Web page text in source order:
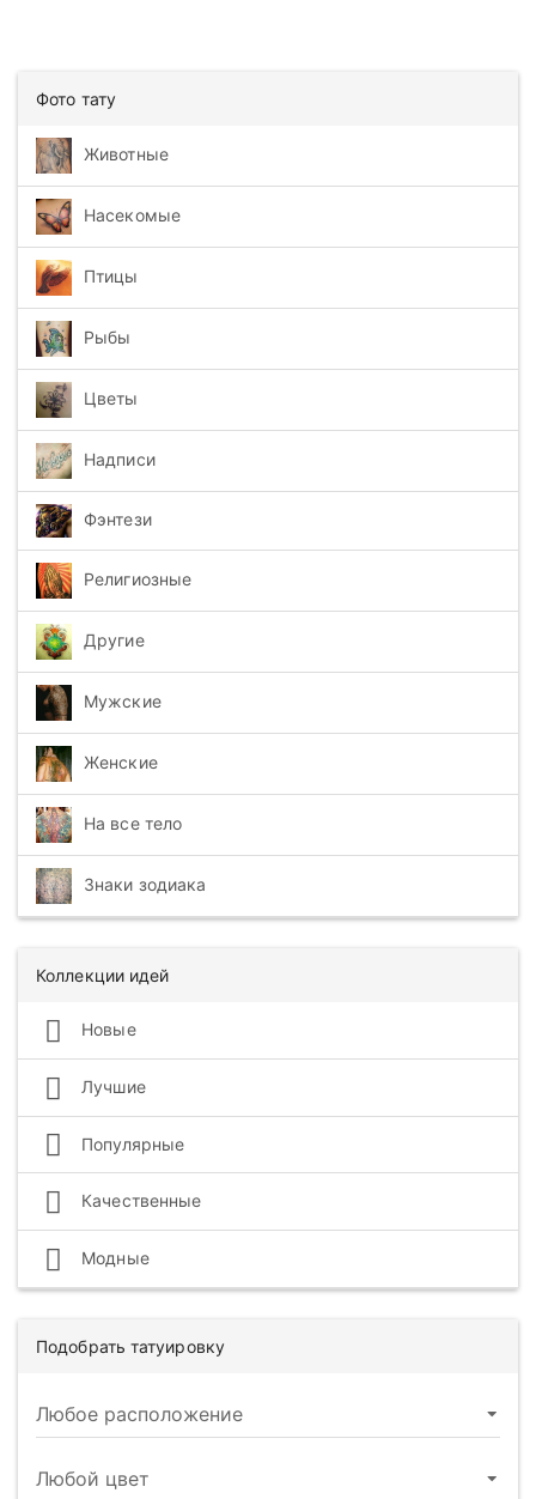
Фото тату
Животные
Насекомые
Птицы
Рыбы
Цветы
Надписи
Фэнтези
Религиозные
Другие
Мужские
Женские
На все тело
Знаки зодиака
Коллекции идей
Новые
Лучшие
Популярные
Качественные
Модные
Подобрать татуировку